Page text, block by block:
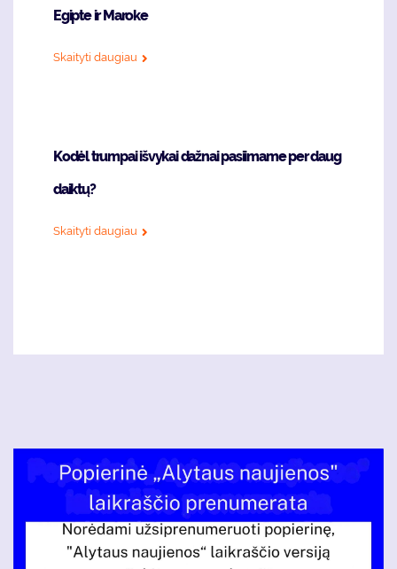
Egipte ir Maroke
Skaityti daugiau
Kodėl trumpai išvykai dažnai pasiimame per daug
daiktų?
Skaityti daugiau